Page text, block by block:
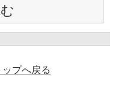
プへ戻る